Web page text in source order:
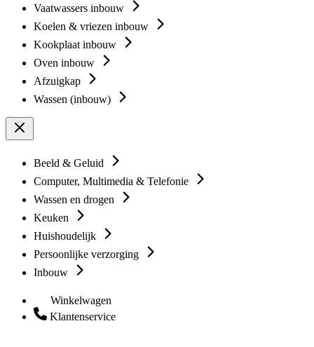
Vaatwassers inbouw
Koelen & vriezen inbouw
Kookplaat inbouw
Oven inbouw
Afzuigkap
Wassen (inbouw)
Beeld & Geluid
Computer, Multimedia & Telefonie
Wassen en drogen
Keuken
Huishoudelijk
Persoonlijke verzorging
Inbouw
Winkelwagen
Klantenservice